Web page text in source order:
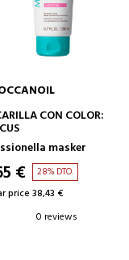
ADD TO CART
CON COLOR:
masker
€ 28% DTO.
price 38,43 €
0 reviews